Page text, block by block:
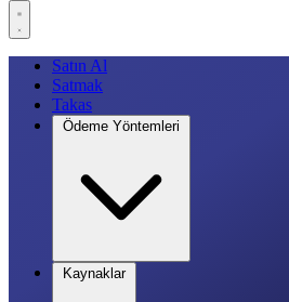
Satın Al
Satmak
Takas
Ödeme Yöntemleri
Kaynaklar